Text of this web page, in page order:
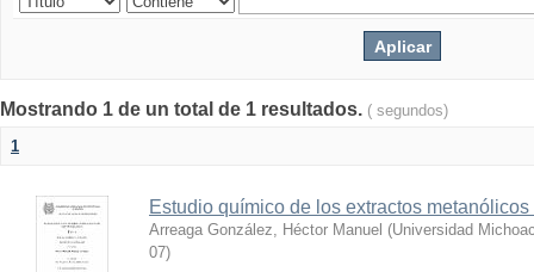
Mostrando 1 de un total de 1 resultados. ( segundos)
1
Estudio químico de los extractos
Arreaga González, Héctor Manuel (Universidad
07)